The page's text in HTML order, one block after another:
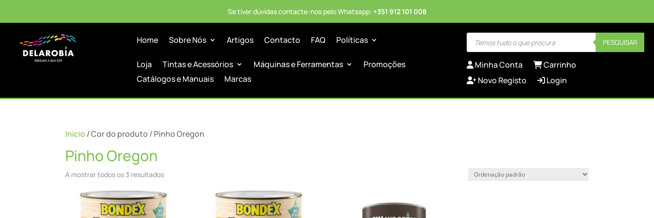
Se tiver dúvidas contacte-nos pelo Whatsapp: +351 912 101 008
Home Sobre Nós Artigos Contacto FAQ Políticas Products
search PESQUISAR
Loja Tintas e Acessórios Máquinas e Ferramentas
Promoções
Catálogos e Manuais
Marcas
Minha Conta
Carrinho
Novo Registo
Login
Início / Cor do produto / Pinho Oregon
Pinho Oregon
A mostrar todos os 3 resultados